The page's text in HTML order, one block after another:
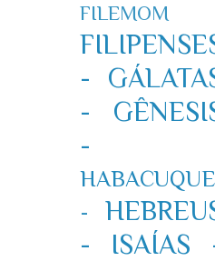
FILEMOM
-
-
-
HABACUQUE
-
-
ISAÍAS